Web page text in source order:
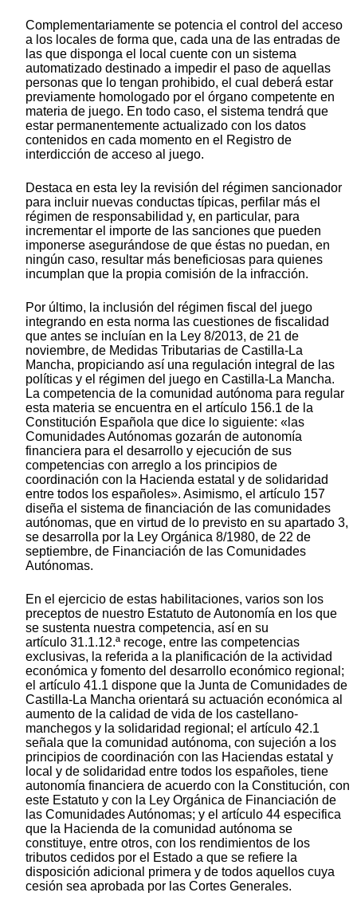
Complementariamente se potencia el control del acceso
a los locales de forma que, cada una de las entradas de
las que disponga el local cuente con un sistema
automatizado destinado a impedir el paso de aquellas
personas que lo tengan prohibido, el cual deberá estar
previamente homologado por el órgano competente en
materia de juego. En todo caso, el sistema tendrá que
estar permanentemente actualizado con los datos
contenidos en cada momento en el Registro de
interdicción de acceso al juego.
Destaca en esta ley la revisión del régimen sancionador
para incluir nuevas conductas típicas, perfilar más el
régimen de responsabilidad y, en particular, para
incrementar el importe de las sanciones que pueden
imponerse asegurándose de que éstas no puedan, en
ningún caso, resultar más beneficiosas para quienes
incumplan que la propia comisión de la infracción.
Por último, la inclusión del régimen fiscal del juego
integrando en esta norma las cuestiones de fiscalidad
que antes se incluían en la Ley 8/2013, de 21 de
noviembre, de Medidas Tributarias de Castilla-La
Mancha, propiciando así una regulación integral de las
políticas y el régimen del juego en Castilla-La Mancha.
La competencia de la comunidad autónoma para regular
esta materia se encuentra en el artículo 156.1 de la
Constitución Española que dice lo siguiente: «las
Comunidades Autónomas gozarán de autonomía
financiera para el desarrollo y ejecución de sus
competencias con arreglo a los principios de
coordinación con la Hacienda estatal y de solidaridad
entre todos los españoles». Asimismo, el artículo 157
diseña el sistema de financiación de las comunidades
autónomas, que en virtud de lo previsto en su apartado 3,
se desarrolla por la Ley Orgánica 8/1980, de 22 de
septiembre, de Financiación de las Comunidades
Autónomas.
En el ejercicio de estas habilitaciones, varios son los
preceptos de nuestro Estatuto de Autonomía en los que
se sustenta nuestra competencia, así en su
artículo 31.1.12.ª recoge, entre las competencias
exclusivas, la referida a la planificación de la actividad
económica y fomento del desarrollo económico regional;
el artículo 41.1 dispone que la Junta de Comunidades de
Castilla-La Mancha orientará su actuación económica al
aumento de la calidad de vida de los castellano-
manchegos y la solidaridad regional; el artículo 42.1
señala que la comunidad autónoma, con sujeción a los
principios de coordinación con las Haciendas estatal y
local y de solidaridad entre todos los españoles, tiene
autonomía financiera de acuerdo con la Constitución, con
este Estatuto y con la Ley Orgánica de Financiación de
las Comunidades Autónomas; y el artículo 44 especifica
que la Hacienda de la comunidad autónoma se
constituye, entre otros, con los rendimientos de los
tributos cedidos por el Estado a que se refiere la
disposición adicional primera y de todos aquellos cuya
cesión sea aprobada por las Cortes Generales.